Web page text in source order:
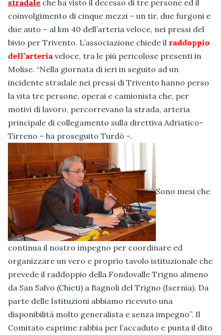
stradale che ha visto il decesso di tre persone ed il
coinvolgimento di cinque mezzi – un tir, due furgoni e
due auto – al km 40 dell’arteria veloce, nei pressi del
bivio per Trivento. L’associazione chiede il raddoppio
dell’arteria veloce, tra le più pericolose presenti in
Molise. “Nella giornata di ieri in seguito ad un
incidente stradale nei pressi di Trivento hanno perso
la vita tre persone, operai e camionista che, per
motivi di lavoro, percorrevano la strada, arteria
principale di collegamento sulla direttiva Adriatico-
Tirreno – ha proseguito Turdò -.
Sono mesi che
continua il nostro impegno per coordinare ed
organizzare un vero e proprio tavolo istituzionale che
prevede il raddoppio della Fondovalle Trigno almeno
da San Salvo (Chieti) a Bagnoli del Trigno (Isernia). Da
parte delle Istituzioni abbiamo ricevuto una
disponibilità molto generalista e senza impegno”. Il
Comitato esprime rabbia per l’accaduto e punta il dito